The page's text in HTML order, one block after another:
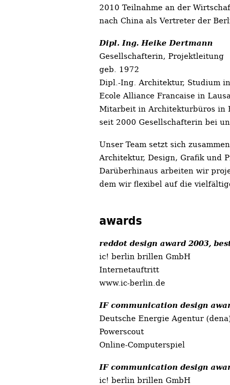
2010 Teilnahme an der
nach China als Vertreter der
Dipl. Ing. Heike Dertmann
Gesellschafterin, Projektleitung
geb. 1972
Dipl.-Ing. Architektur, Studium
Ecole Alliance Francaise in
Mitarbeit in Architekturbüros in
seit 2000 Gesellschafterin bei
Unser Team setzt sich
Architektur, Design, Grafik und
Darüberhinaus arbeiten wir
dem wir flexibel auf die
awards
reddot design award 2003,
ic! berlin brillen GmbH
Internetauftritt
www.ic-berlin.de
IF communication design
Deutsche Energie Agentur
Powerscout
Online-Computerspiel
IF communication design
ic! berlin brillen GmbH